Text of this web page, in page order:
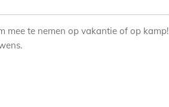
mee te nemen op vakantie of op kamp!